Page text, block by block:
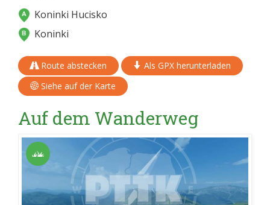
Koninki Hucisko
Koninki
Route abstecken
Als GPX herunterladen
Siehe auf der Karte
Auf dem Wanderweg